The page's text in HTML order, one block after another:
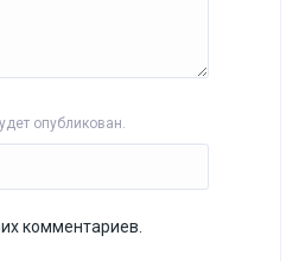
опубликован.
комментариев.